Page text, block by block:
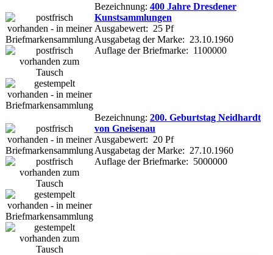
Bezeichnung: 400 Jahre Dresdener
Kunstsammlungen
Ausgabewert: 25 Pf
Ausgabetag der Marke: 23.10.1960
Auflage der Briefmarke: 1100000
Bezeichnung: 200. Geburtstag Neidhardt
von Gneisenau
Ausgabewert: 20 Pf
Ausgabetag der Marke: 27.10.1960
Auflage der Briefmarke: 5000000